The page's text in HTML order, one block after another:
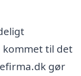
kommet til det
gør